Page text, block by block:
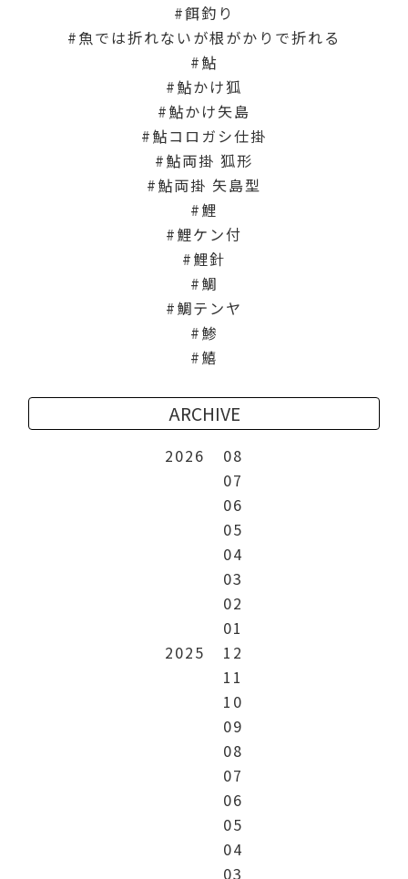
餌釣り
魚では折れないが根がかりで折れる
鮎
鮎かけ狐
鮎かけ矢島
鮎コロガシ仕掛
鮎両掛 狐形
鮎両掛 矢島型
鯉
鯉ケン付
鯉針
鯛
鯛テンヤ
鯵
鱚
ARCHIVE
2026
08
07
06
05
04
03
02
01
2025
12
11
10
09
08
07
06
05
04
03